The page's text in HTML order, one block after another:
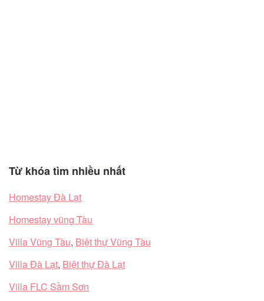
Từ khóa tìm nhiều nhất
Homestay Đà Lạt
Homestay vũng Tàu
Villa Vũng Tàu, Biệt thự Vũng Tàu
Villa Đà Lạt, Biệt thự Đà Lạt
Villa FLC Sầm Sơn